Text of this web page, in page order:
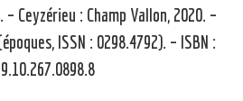
Article
précédent
:
– Ceyzérieu : Champ Vallon, 2020. –
ISSN : 0298.4792). – ISBN :